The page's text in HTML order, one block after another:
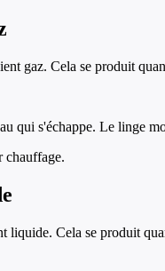
gaz. Cela se produit
qui s'échappe. Le linge
chauffage.
liquide. Cela se produit